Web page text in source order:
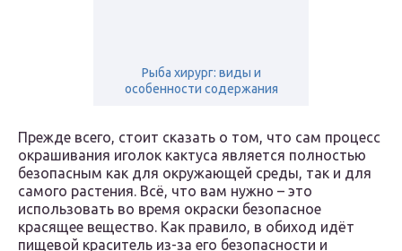
Рыба хирург: виды и
особенности содержания
Прежде всего, стоит сказать о том, что сам процесс
окрашивания иголок кактуса является полностью
безопасным как для окружающей среды, так и для
самого растения. Всё, что вам нужно – это
использовать во время окраски безопасное
красящее вещество. Как правило, в обиход идёт
пищевой краситель из-за его безопасности и